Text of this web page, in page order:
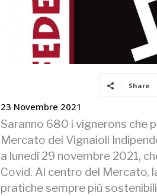
Share
23 Novembre 2021
Saranno 680 i vignerons che
Mercato dei Vignaioli
a lunedì 29 novembre 2021,
Covid. Al centro del Mercato,
pratiche sempre più